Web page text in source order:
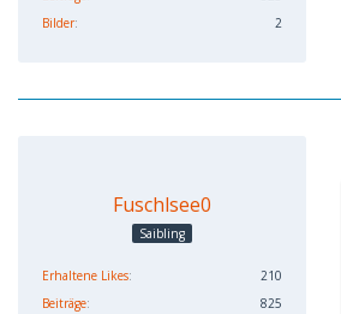
Bilder
2
Fuschlsee0
Saibling
Erhaltene Likes
210
Beiträge
825